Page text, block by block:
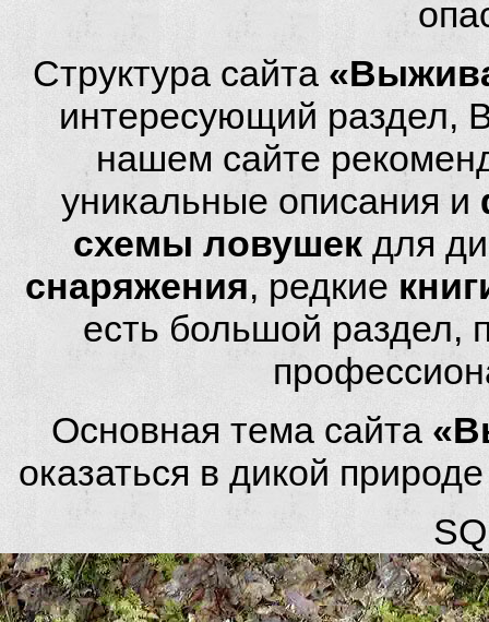
Структура сайта
интересующий раздел,
нашем сайте
уникальные описания и
схемы ловушек для
снаряжения, редкие
есть большой
Основная тема сайта
оказаться в дикой